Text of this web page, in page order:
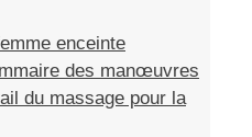
enceinte
des manœuvres
du massage pour la